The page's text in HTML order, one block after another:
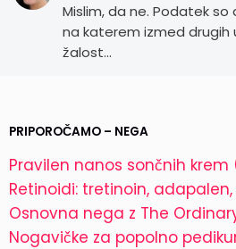
Mislim, da ne. Podatek so
na katerem izmed drugih
žalost…
PRIPOROČAMO – NEGA
Pravilen nanos sončnih krem
Retinoidi: tretinoin,
Osnovna nega z The
Nogavičke za popolno